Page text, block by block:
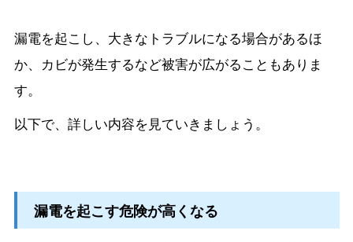
漏電を起こし、大きなトラブルになる場合があるほ
か、カビが発生するなど被害が広がることもありま
す。
以下で、詳しい内容を見ていきましょう。
漏電を起こす危険が高くなる